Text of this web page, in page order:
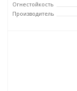
Огнестойкость
Производитель